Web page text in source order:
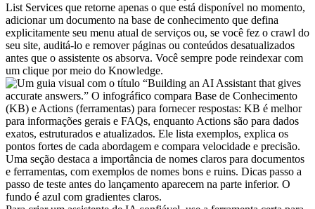
List Services que retorne apenas o que está disponível no momento,
adicionar um documento na base de conhecimento que defina
explicitamente seu menu atual de serviços ou, se você fez o crawl do
seu site, auditá-lo e remover páginas ou conteúdos desatualizados
antes que o assistente os absorva. Você sempre pode reindexar com
um clique por meio do Knowledge.